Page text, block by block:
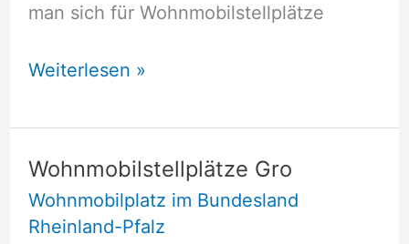
man sich für Wohnmobilstellplätze
Wohnmobilstellplätze
Weiterlesen »
Wohnmobilstellplätze Gro
Wohnmobilplatz im Bundesland
Rheinland-Pfalz